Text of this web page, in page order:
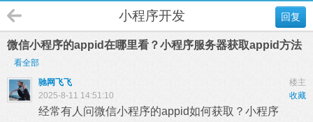
回复
小程序开发
微信小程序的appid在哪里看？小程序服务器获取appid方法
看全部
楼主
驰网飞飞
收藏
2025-8-11 14:51:10
经常有人问微信小程序的appid如何获取？小程序